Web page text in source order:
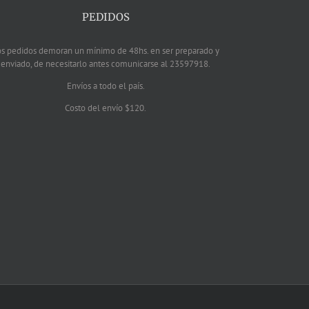
PEDIDOS
pedidos demoran un mínimo de 48hs. en ser preparado y
enviado, de necesitarlo antes comunicarse al 23597918.
Envíos a todo el país.
Costo del envío $120.